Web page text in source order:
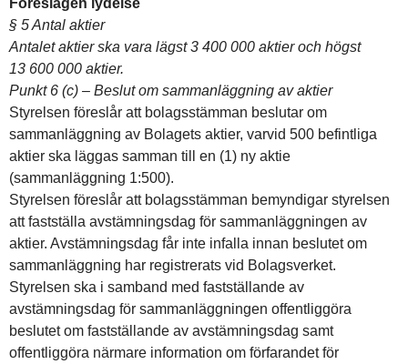
Föreslagen lydelse
§ 5 Antal aktier
Antalet aktier ska vara lägst 3 400 000 aktier och högst
13 600 000 aktier.
Punkt 6 (c) – Beslut om sammanläggning av aktier
Styrelsen föreslår att bolagsstämman beslutar om
sammanläggning av Bolagets aktier, varvid 500 befintliga
aktier ska läggas samman till en (1) ny aktie
(sammanläggning 1:500).
Styrelsen föreslår att bolagsstämman bemyndigar styrelsen
att fastställa avstämningsdag för sammanläggningen av
aktier. Avstämningsdag får inte infalla innan beslutet om
sammanläggning har registrerats vid Bolagsverket.
Styrelsen ska i samband med fastställande av
avstämningsdag för sammanläggningen offentliggöra
beslutet om fastställande av avstämningsdag samt
offentliggöra närmare information om förfarandet för